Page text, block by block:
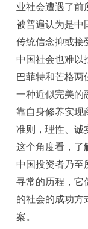
业社会遭遇了
被普遍认为是中
传统信念抑或接
中国社会也难以
巴菲特和芒格两
一种近似完美
靠自身修养实现
准则，理性、
这个角度看，了
中国投资者乃至
寻常的历程，它
的社会的成功方
案。